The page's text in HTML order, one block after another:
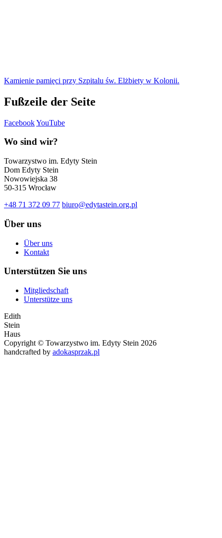
Kamienie pamięci przy Szpitalu św. Elżbiety w Kolonii.
Fußzeile der Seite
FacebookYouTube
Wo sind wir?
Towarzystwo im. Edyty Stein
Dom Edyty Stein
Nowowiejska 38
50-315 Wrocław
+48 71 372 09 77 biuro@edytastein.org.pl
Über uns
Über uns
Kontakt
Unterstützen Sie uns
Mitgliedschaft
Unterstütze uns
Edith
Stein
Haus
Copyright © Towarzystwo im. Edyty Stein 2026
handcrafted by adokasprzak.pl